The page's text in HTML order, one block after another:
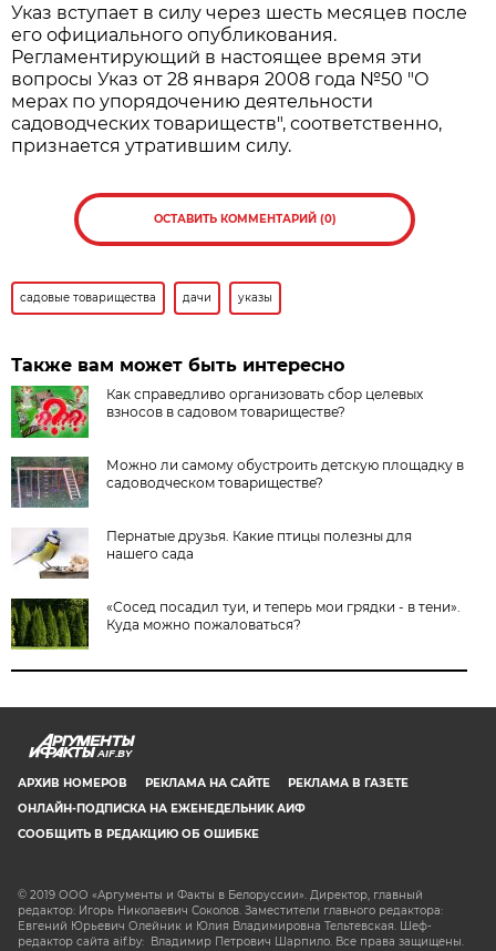
Указ вступает в силу через шесть месяцев после
его официального опубликования.
Регламентирующий в настоящее время эти
вопросы Указ от 28 января 2008 года №50 "О
мерах по упорядочению деятельности
садоводческих товариществ", соответственно,
признается утратившим силу.
ОСТАВИТЬ КОММЕНТАРИЙ (0)
садовые товарищества дачи указы
Также вам может быть интересно
Как справедливо организовать сбор целевых
взносов в садовом товариществе?
Можно ли самому обустроить детскую площадку в
садоводческом товариществе?
Пернатые друзья. Какие птицы полезны для
нашего сада
«Сосед посадил туи, и теперь мои грядки - в тени».
Куда можно пожаловаться?
AIF.BY
АРХИВ НОМЕРОВ РЕКЛАМА НА САЙТЕ
РЕКЛАМА В ГАЗЕТЕ
ОНЛАЙН-ПОДПИСКА НА ЕЖЕНЕДЕЛЬНИК АИФ
СООБЩИТЬ В РЕДАКЦИЮ ОБ ОШИБКЕ
© 2019 ООО «Аргументы и Факты в Белоруссии». Директор, главный
редактор: Игорь Николаевич Соколов. Заместители главного редактора:
Евгений Юрьевич Олейник и Юлия Владимировна Тельтевская. Шеф-
редактор сайта aif.by: Владимир Петрович Шарпило. Все права защищены.